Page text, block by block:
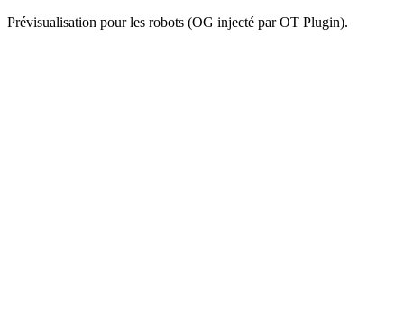
Prévisualisation pour les robots (OG injecté par OT Plugin).